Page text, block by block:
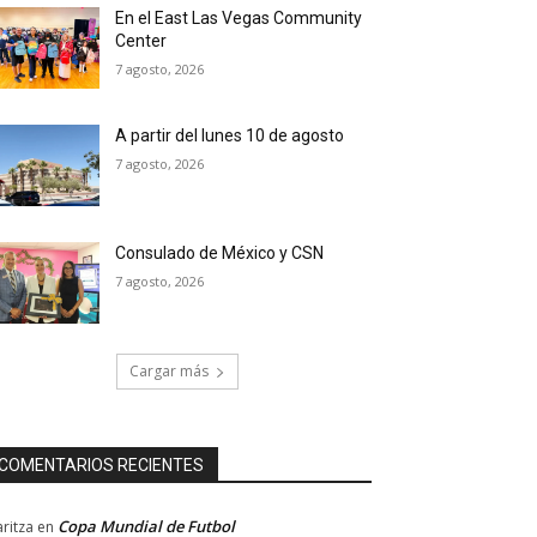
En el East Las Vegas Community
Center
7 agosto, 2026
A partir del lunes 10 de agosto
7 agosto, 2026
Consulado de México y CSN
7 agosto, 2026
Cargar más
RECIENTES
en Copa Mundial de Futbol